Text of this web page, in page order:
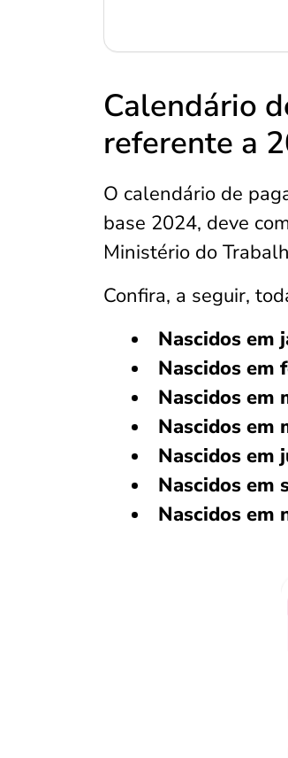
Calendário
referente a
O calendário de
base 2024, deve
Ministério do
Confira, a seguir,
Nascidos em
Nascidos em
Nascidos em
Nascidos em
Nascidos em
Nascidos em
Nascidos em